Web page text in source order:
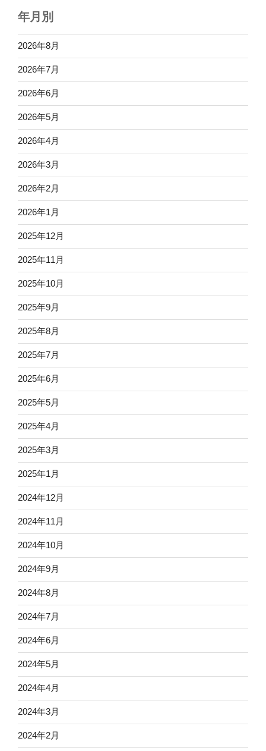
年月別
2026年8月
2026年7月
2026年6月
2026年5月
2026年4月
2026年3月
2026年2月
2026年1月
2025年12月
2025年11月
2025年10月
2025年9月
2025年8月
2025年7月
2025年6月
2025年5月
2025年4月
2025年3月
2025年1月
2024年12月
2024年11月
2024年10月
2024年9月
2024年8月
2024年7月
2024年6月
2024年5月
2024年4月
2024年3月
2024年2月